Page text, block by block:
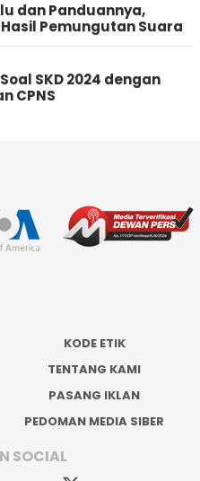
dan Panduannya,
Pemungutan Suara
SKD 2024 dengan
CPNS
KODE ETIK
TENTANG KAMI
PASANG IKLAN
PEDOMAN MEDIA SIBER
SOCIAL